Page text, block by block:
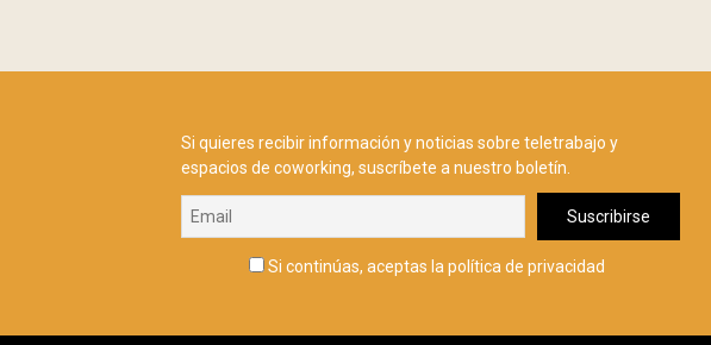
Si quieres recibir información y noticias sobre teletrabajo y
espacios de coworking, suscríbete a nuestro boletín.
Si continúas, aceptas la política de privacidad